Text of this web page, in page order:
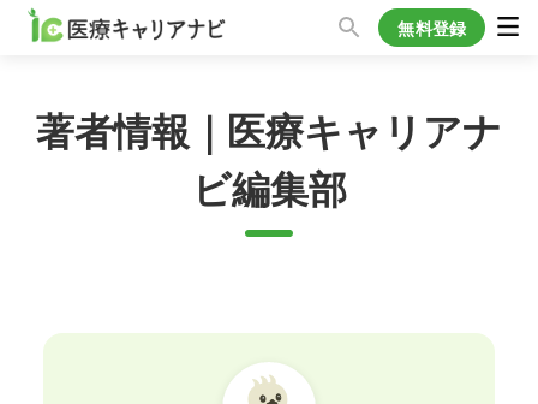
無料登録
著者情報｜医療キャリアナ
ビ編集部